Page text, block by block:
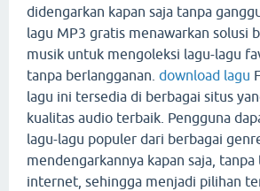
didengarkan kapan saja tanpa
lagu MP3 gratis menawarkan solusi
musik untuk mengoleksi lagu-lagu
tanpa berlangganan. download lagu
lagu ini tersedia di berbagai situs
kualitas audio terbaik. Pengguna
lagu-lagu populer dari berbagai
mendengarkannya kapan saja,
internet, sehingga menjadi pilihan